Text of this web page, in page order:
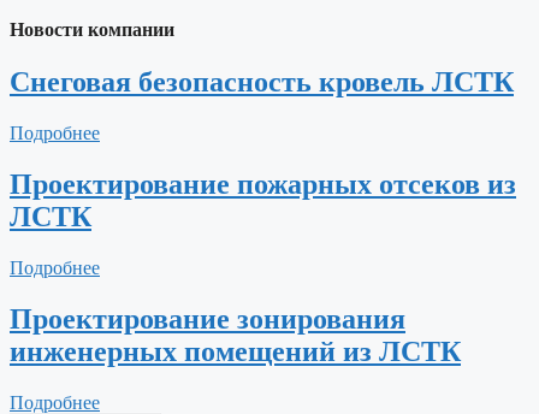
Новости компании
Снеговая безопасность кровель ЛСТК
Подробнее
Проектирование пожарных отсеков из
ЛСТК
Подробнее
Проектирование зонирования
инженерных помещений из ЛСТК
Подробнее